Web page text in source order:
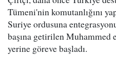
Tümeni'nin komutanlığını
Suriye ordusuna
başına getirilen
yerine göreve başladı.